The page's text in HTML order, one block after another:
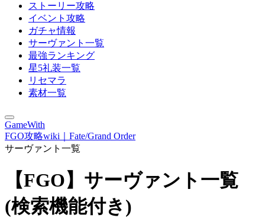
ストーリー攻略
イベント攻略
ガチャ情報
サーヴァント一覧
最強ランキング
星5礼装一覧
リセマラ
素材一覧
GameWith
FGO攻略wiki｜Fate/Grand Order
サーヴァント一覧
【FGO】サーヴァント一覧
(検索機能付き)